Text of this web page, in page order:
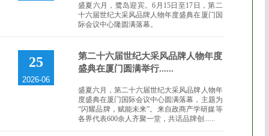
盛夏六月，鹭岛迎宾。6月15日至17日，第二
十六届世纪大采风品牌人物年度盛典在厦门国
际会议中心隆圆满落幕。
25
2026-06
第二十六届世纪大采风品牌人物年度
盛典在厦门圆满举行......
盛夏六月，第二十六届世纪大采风品牌人物年
度盛典在厦门国际会议中心圆满落幕，主题为
“闪耀品牌，赋能未来”。来自政商产学研媒等
各界代表600余人齐聚一堂，共话品牌创......